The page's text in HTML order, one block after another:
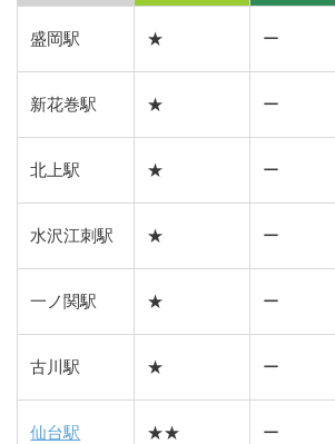
盛岡駅 ★ ー
新花巻駅 ★ ー
北上駅 ★ ー
水沢江刺駅 ★ ー
一ノ関駅 ★ ー
古川駅 ★ ー
仙台駅 ★★ ー